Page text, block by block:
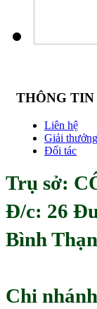
THÔNG
Liên hệ
Giải thưởng
Đối tác
Trụ sở:
Đ/c: 26
Bình
Chi